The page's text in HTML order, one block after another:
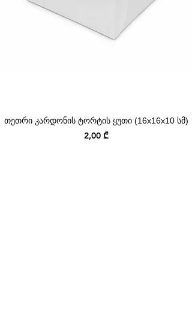
თეთრი კარდონის ტორტის ყუთი (16x16x10 სმ)
Price
2,00 ₾